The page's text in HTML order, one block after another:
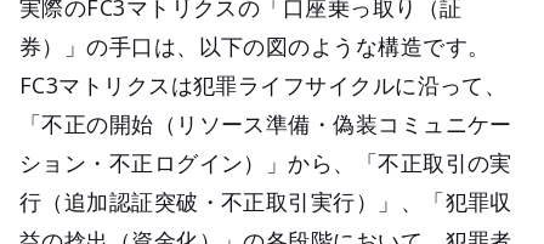
実際のFC3マトリクスの「口座乗っ取り（証
券）」の手口は、以下の図のような構造です。
FC3マトリクスは犯罪ライフサイクルに沿って、
「不正の開始（リソース準備・偽装コミュニケー
ション・不正ログイン）」から、「不正取引の実
行（追加認証突破・不正取引実行）」、「犯罪収